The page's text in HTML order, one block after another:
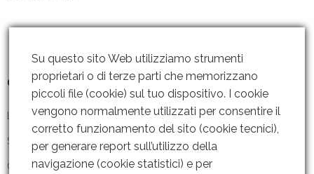
Contattaci
Lun – Ven: 8 – 18.30
Sabato: Chiuso
Contattaci
Su questo sito Web utilizziamo strumenti
proprietari o di terze parti che memorizzano
piccoli file (cookie) sul tuo dispositivo. I cookie
vengono normalmente utilizzati per consentire il
corretto funzionamento del sito (cookie tecnici),
per generare report sull’utilizzo della
navigazione (cookie statistici) e per